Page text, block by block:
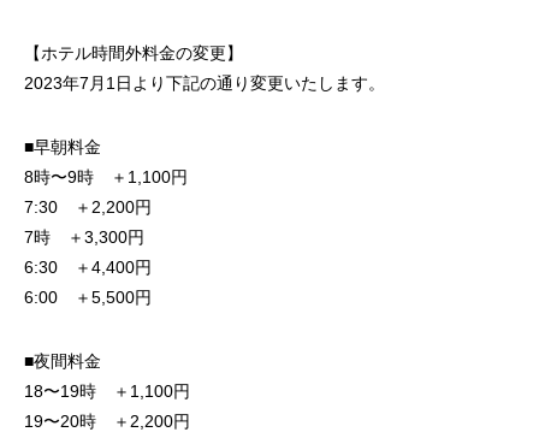
【ホテル時間外料金の変更】
2023年7月1日より下記の通り変更いたします。
■早朝料金
8時〜9時 ＋1,100円
7:30 ＋2,200円
7時 ＋3,300円
6:30 ＋4,400円
6:00 ＋5,500円
■夜間料金
18〜19時 ＋1,100円
19〜20時 ＋2,200円